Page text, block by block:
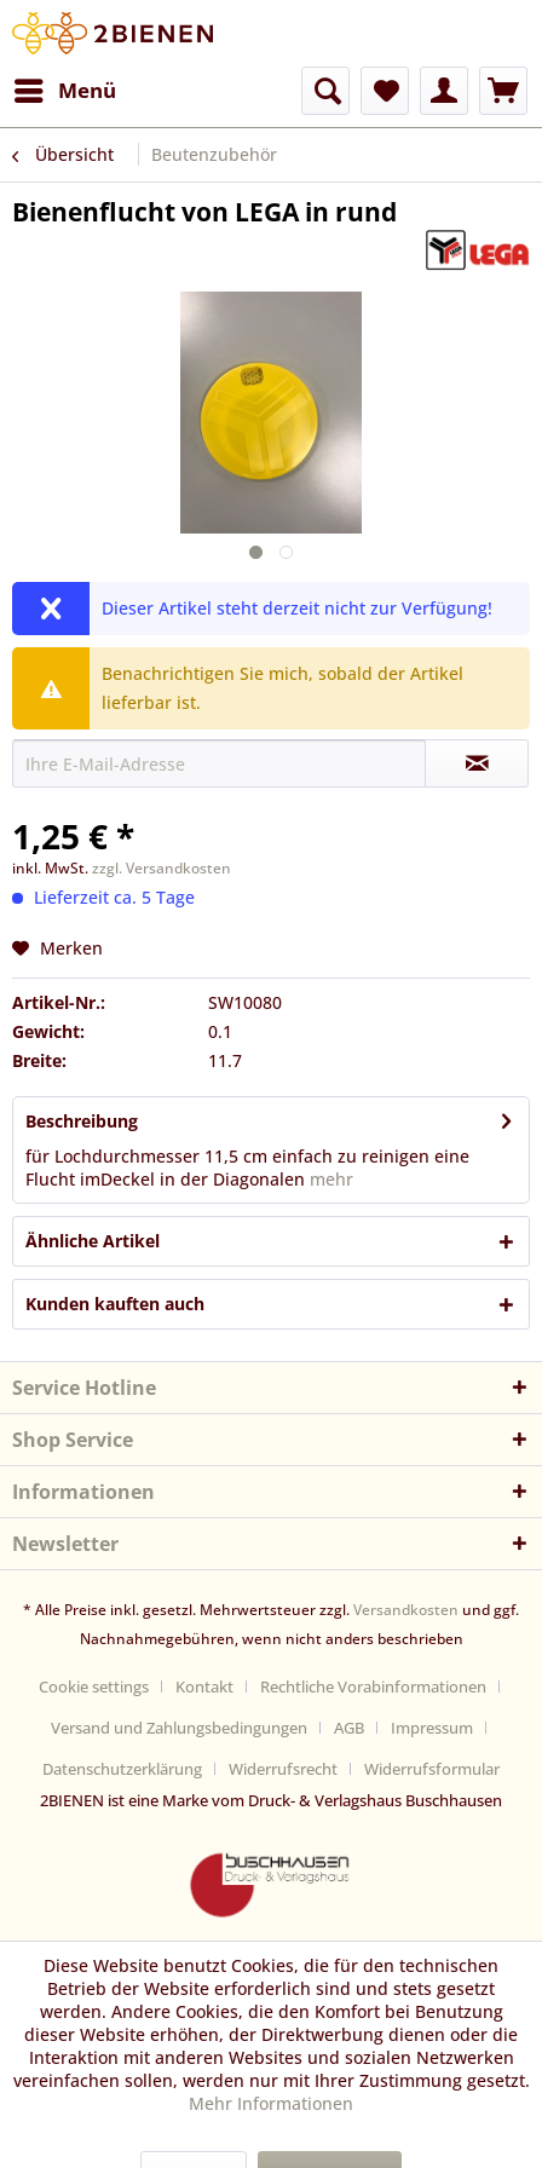
Menü
Übersicht Beutenzubehör
Bienenflucht von LEGA in rund
Dieser Artikel steht derzeit nicht zur Verfügung!
Benachrichtigen Sie mich, sobald der Artikel
lieferbar ist.
1,25 € *
inkl. MwSt.zzgl. Versandkosten
Lieferzeit ca. 5 Tage
Merken
Artikel-Nr.:
SW10080
Gewicht:
0.1
Breite:
11.7
Beschreibung
für Lochdurchmesser 11,5 cm einfach zu reinigen eine
Flucht imDeckel in der Diagonalen mehr
Ähnliche Artikel
Kunden kauften auch
Service Hotline
Shop Service
Informationen
Newsletter
* Alle Preise inkl. gesetzl. Mehrwertsteuer zzgl.Versandkosten und ggf.
Nachnahmegebühren, wenn nicht anders beschrieben
Cookie settings Kontakt
Rechtliche Vorabinformationen
Versand und Zahlungsbedingungen
AGB
Impressum
Datenschutzerklärung
Widerrufsrecht
Widerrufsformular
2BIENEN ist eine Marke vom Druck- & Verlagshaus Buschhausen
Diese Website benutzt Cookies, die für den technischen
Betrieb der Website erforderlich sind und stets gesetzt
werden. Andere Cookies, die den Komfort bei Benutzung
dieser Website erhöhen, der Direktwerbung dienen oder die
Interaktion mit anderen Websites und sozialen Netzwerken
vereinfachen sollen, werden nur mit Ihrer Zustimmung gesetzt.
Mehr Informationen